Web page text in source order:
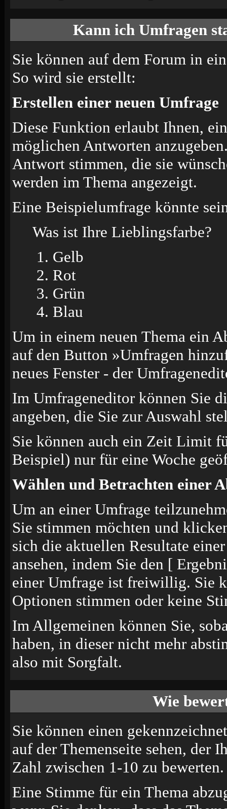
Kann ich Umfragen
Sie können auf dem Forum in
So wird sie erstellt:
Erstellen einer neuen Umfrage
Diese Funktion erlaubt Ihnen,
möglichen Antworten
Antwort stimmen, die sie
werden im Thema angezeigt.
Eine Beispielumfrage könnte
Was ist Ihre Lieblingsfarbe?
Gelb
Rot
Grün
Blau
Um in einem neuen Thema ein
auf den Button »Umfragen
neues Fenster - der
Im Umfrageneditor können Sie
angeben, die Sie zur Auswahl
Sie können auch ein Zeit Limit
Beispiel) nur für eine Woche
Wählen und Betrachten einer
Um an einer Umfrage
Sie stimmen möchten und
sich die aktuellen Resultate
ansehen, indem Sie den [
einer Umfrage ist freiwillig. Sie
Optionen stimmen oder keine
Im Allgemeinen können Sie,
haben, in dieser nicht mehr
also mit Sorgfalt.
Wie
Sie können einen
auf der Themenseite sehen, der
Zahl zwischen 1-10 zu bewerten.
Eine Stimme für ein Thema